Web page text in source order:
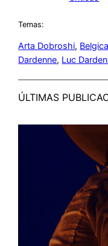
Temas:
Arta Dobroshi, Belgica
Dardenne, Luc
ÚLTIMAS